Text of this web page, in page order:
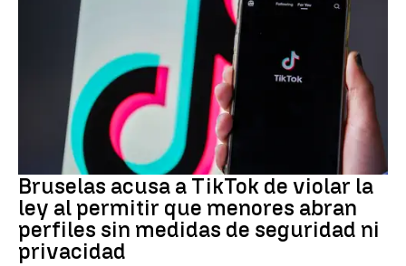
REDES SOCIALES
Bruselas acusa a TikTok de violar la
ley al permitir que menores abran
perfiles sin medidas de seguridad ni
privacidad